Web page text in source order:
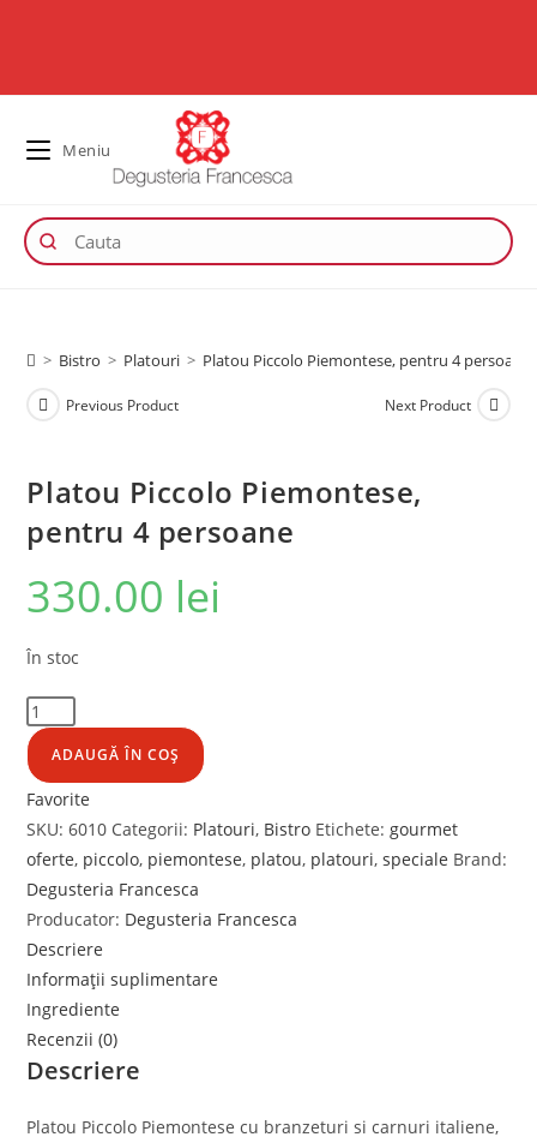
Meniu
> Bistro > Platouri > Platou Piccolo Piemontese, pentru 4 persoane
Previous Product Next Product
Platou Piccolo Piemontese,
pentru 4 persoane
330.00 lei
În stoc
ADAUGĂ ÎN COȘ
Favorite
SKU:6010 Categorii: Platouri, Bistro Etichete: gourmet
oferte, piccolo, piemontese, platou, platouri,speciale Brand:
Degusteria Francesca
Producator: Degusteria Francesca
Descriere
Informații suplimentare
Ingrediente
Recenzii (0)
Descriere
Platou Piccolo Piemontese cu branzeturi si carnuri italiene,